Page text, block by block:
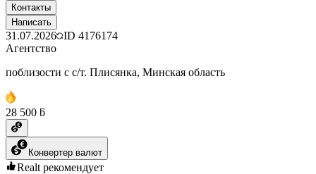
Контакты
Написать
31.07.2026 ID 4176174
Агентство
поблизости с с/т. Плисянка, Минская область
28 500 ƃ
Конвертер валют
Realt рекомендует